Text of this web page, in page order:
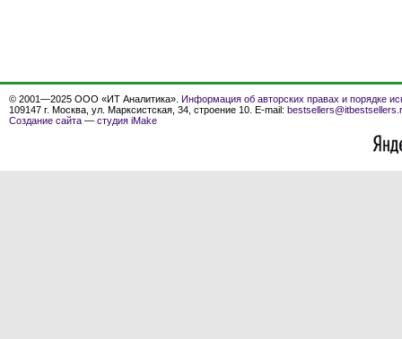
© 2001—2025 ООО «ИТ Аналитика». Информация об авторских правах и порядке
109147 г. Москва, ул. Марксистская, 34, строение 10. E-mail:
Создание сайта — студия iMake